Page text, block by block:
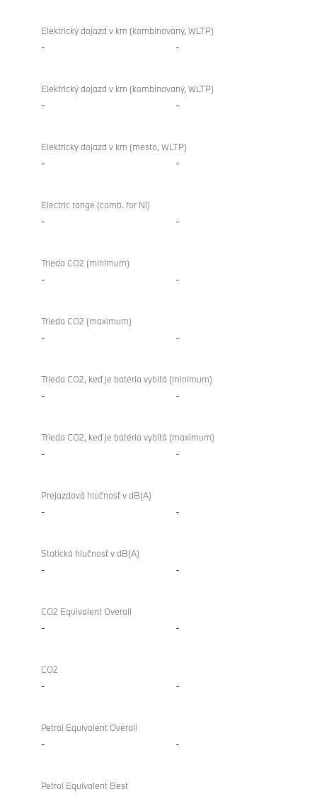
Elektrický dojazd v km (kombinovaný, WLTP)
- -
Elektrický dojazd v km (kombinovaný, WLTP)
- -
Elektrický dojazd v km (mesto, WLTP)
- -
Electric range (comb. for NI)
- -
Trieda CO2 (minimum)
- -
Trieda CO2 (maximum)
- -
Trieda CO2, keď je batéria vybitá (minimum)
- -
Trieda CO2, keď je batéria vybitá (maximum)
- -
Prejazdová hlučnosť v dB(A)
- -
Statická hlučnosť v dB(A)
- -
CO2 Equivalent Overall
- -
CO2
- -
Petrol Equivalent Overall
- -
Petrol Equivalent Best